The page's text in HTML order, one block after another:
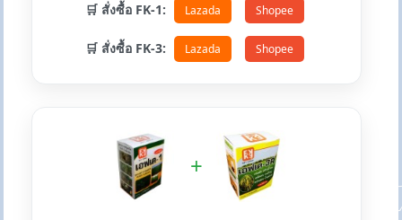
🛒 สั่งซื้อ FK-1: Lazada Shopee
🛒 สั่งซื้อ FK-3: Lazada Shopee
+